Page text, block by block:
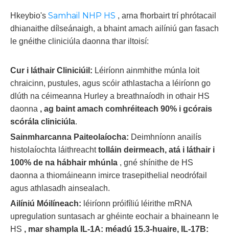
Hkeybio's Samhail NHP HS , arna fhorbairt trí phrótacail
dhianaithe dílseánaigh, a bhaint amach ailíniú gan fasach
le gnéithe cliniciúla daonna thar iltoisí:
Cur i láthair Cliniciúil: Léiríonn ainmhithe múnla loit
chraicinn, pustules, agus scóir athlastacha a léiríonn go
dlúth na céimeanna Hurley a breathnaíodh in othair HS
daonna , ag baint amach comhréiteach 90% i gcórais
scórála cliniciúla.
Sainmharcanna Paiteolaíocha: Deimhníonn anailís
histolaíochta láithreachttolláin deirmeach, atá i láthair i
100% de na hábhair mhúnla , gné shínithe de HS
daonna a thiomáineann imirce trasepithelial neodrófail
agus athlasadh ainsealach.
Ailíniú Móilíneach: léiríonn próifíliú léirithe mRNA
upregulation suntasach ar ghéinte eochair a bhaineann le
HS , mar shampla IL-1A: méadú 15.3-huaire, IL-17B: